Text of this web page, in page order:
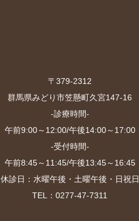
〒379-2312
群馬県みどり市笠懸町久宮147-16
-診療時間-
午前9:00～12:00/午後14:00～17:00
-受付時間-
午前8:45～11:45/午後13:45～16:45
休診日：水曜午後・土曜午後・日祝日
TEL：0277-47-7311